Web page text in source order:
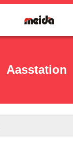
Aasstation